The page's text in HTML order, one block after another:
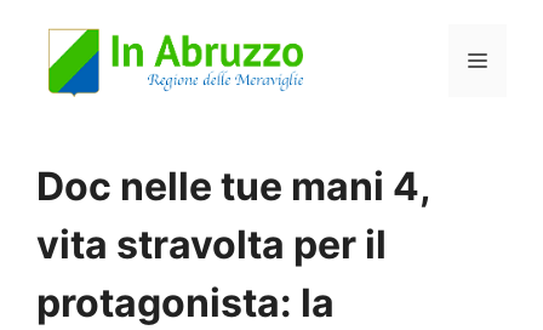
Menu
Doc nelle tue mani 4,
vita stravolta per il
protagonista: la